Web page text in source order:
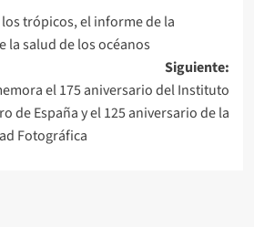
trópicos, el informe de la
la salud de los océanos
Siguiente:
el 175 aniversario del Instituto
de España y el 125 aniversario de la
Fotográfica